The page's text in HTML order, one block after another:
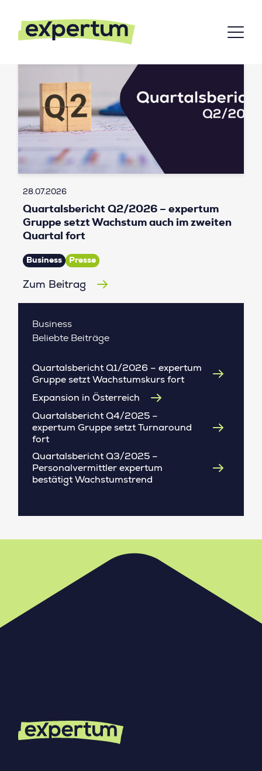
28.07.2026
Quartalsbericht Q2/2026 – expertum
Gruppe setzt Wachstum auch im zweiten
Quartal fort
Business Presse
Zum Beitrag
Business
Beliebte Beiträge
Quartalsbericht Q1/2026 – expertum
Gruppe setzt Wachstumskurs fort
Expansion in Österreich
Quartalsbericht Q4/2025 –
expertum Gruppe setzt Turnaround
fort
Quartalsbericht Q3/2025 –
Personalvermittler expertum
bestätigt Wachstumstrend